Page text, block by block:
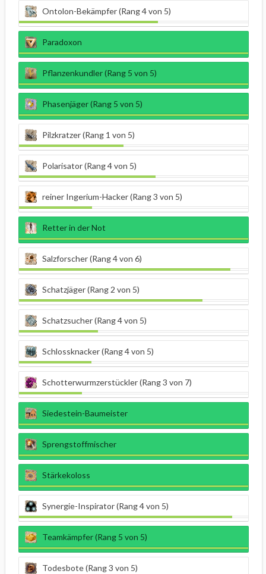
Ontolon-Bekämpfer (Rang 4 von 5)
Paradoxon
Pflanzenkundler (Rang 5 von 5)
Phasenjäger (Rang 5 von 5)
Pilzkratzer (Rang 1 von 5)
Polarisator (Rang 4 von 5)
reiner Ingerium-Hacker (Rang 3 von 5)
Retter in der Not
Salzforscher (Rang 4 von 6)
Schatzjäger (Rang 2 von 5)
Schatzsucher (Rang 4 von 5)
Schlossknacker (Rang 4 von 5)
Schotterwurmzerstückler (Rang 3 von 7)
Siedestein-Baumeister
Sprengstoffmischer
Stärkekoloss
Synergie-Inspirator (Rang 4 von 5)
Teamkämpfer (Rang 5 von 5)
Todesbote (Rang 3 von 5)